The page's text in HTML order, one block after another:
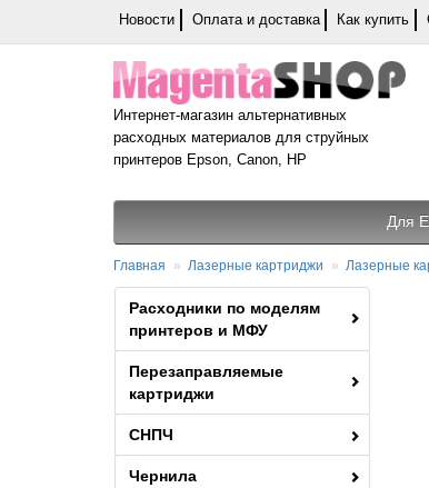
Новости Оплата и доставка Как купить
Интернет-магазин альтернативных
расходных материалов для струйных
принтеров Epson, Canon, HP
Для
Главная Лазерные картриджи Лазерные
Расходники по моделям
принтеров и МФУ
Перезаправляемые
картриджи
СНПЧ
Чернила